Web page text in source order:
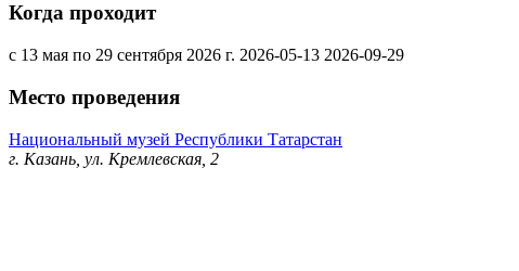
Когда проходит
с 13 мая по 29 сентября 2026 г. 2026-05-13 2026-09-29
Место проведения
Национальный музей Республики Татарстан
г. Казань, ул. Кремлевская, 2